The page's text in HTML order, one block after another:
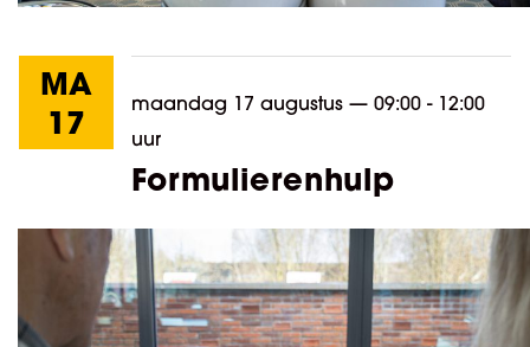
MA
17
maandag 17 augustus — 09:00 - 12:00
uur
Formulierenhulp